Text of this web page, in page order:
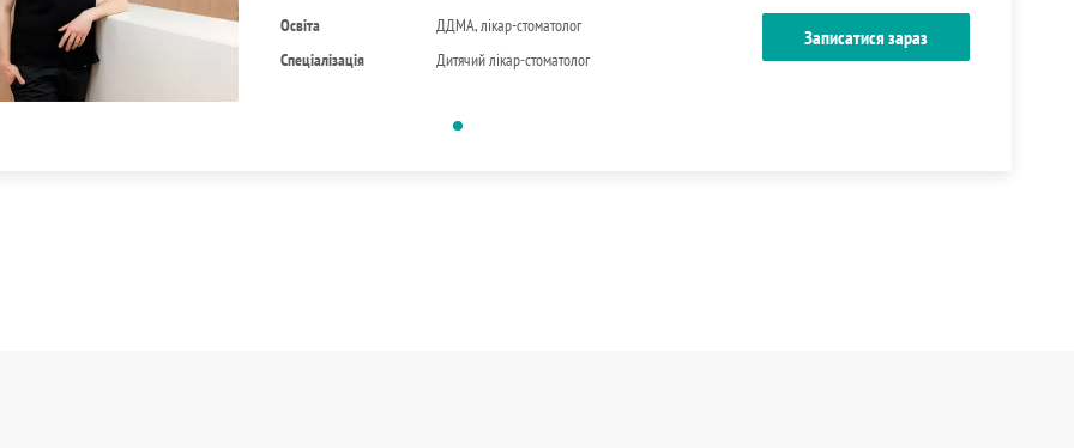
Освіта
ДДМА, лікар-стоматолог
Спеціалізація
Дитячий лікар-стоматолог
Записатися зараз